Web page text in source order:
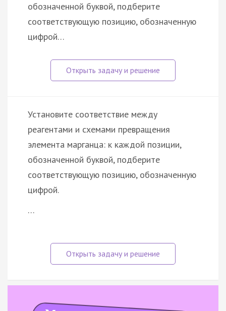
обозначенной буквой, подберите
соответствующую позицию, обозначенную
цифрой…
Установите соответствие между
реагентами и схемами превращения
элемента марганца: к каждой позиции,
обозначенной буквой, подберите
соответствующую позицию, обозначенную
цифрой.
…